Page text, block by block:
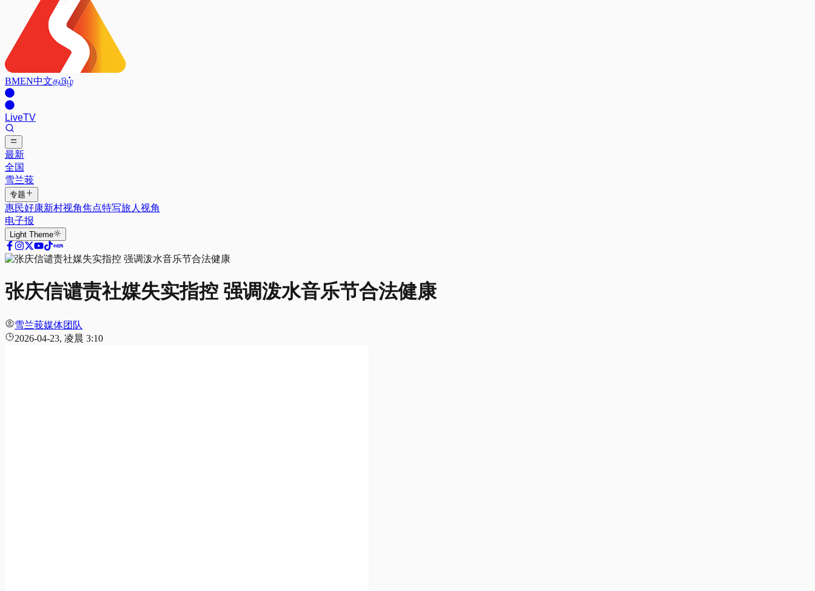
BMEN中文தமிழ்
LiveTV
最新
全国
雪兰莪
专题
惠民好康新村视角焦点特写旅人视角
电子报
Light Theme
张庆信谴责社媒失实指控 强调泼水音乐节合法健康
雪兰莪媒体团队
2026-04-23, 凌晨 3:10